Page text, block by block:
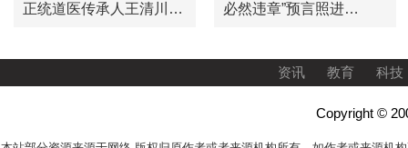
正统道医传承人王清川道
必然违章”预言照进
资讯 教育 科技
Copyright ©